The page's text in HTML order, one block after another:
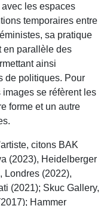
les espaces
temporaires entre
sa pratique
en parallèle des
ainsi
de politiques. Pour
se réfèrent les
forme et un autre
citons BAK
(2023), Heidelberger
Londres (2022),
(2021); Skuc Gallery,
Hammer